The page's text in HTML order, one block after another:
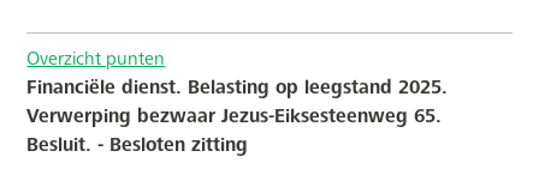
Overzicht punten
Financiële dienst. Belasting op leegstand 2025.
Verwerping bezwaar Jezus-Eiksesteenweg 65.
Besluit. - Besloten zitting